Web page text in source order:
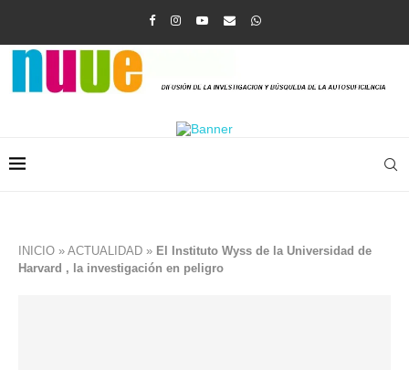
INICIO » ACTUALIDAD » El Instituto Wyss de la Universidad de
Harvard , la investigación en peligro